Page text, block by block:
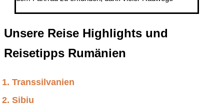
Unsere Reise Highlights und
Reisetipps Rumänien
Transsilvanien
Sibiu